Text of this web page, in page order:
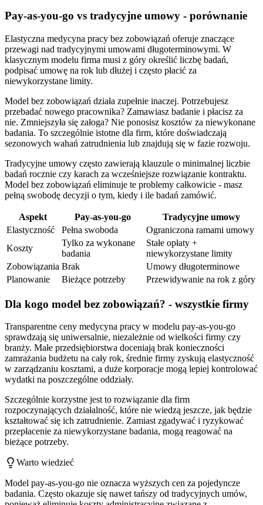
Pay-as-you-go vs tradycyjne umowy - porównanie
Elastyczna medycyna pracy bez zobowiązań oferuje znaczące
przewagi nad tradycyjnymi umowami długoterminowymi. W
klasycznym modelu firma musi z góry określić liczbę badań,
podpisać umowę na rok lub dłużej i często płacić za
niewykorzystane limity.
Model bez zobowiązań działa zupełnie inaczej. Potrzebujesz
przebadać nowego pracownika? Zamawiasz badanie i płacisz za
nie. Zmniejszyła się załoga? Nie ponosisz kosztów za niewykonane
badania. To szczególnie istotne dla firm, które doświadczają
sezonowych wahań zatrudnienia lub znajdują się w fazie rozwoju.
Tradycyjne umowy często zawierają klauzule o minimalnej liczbie
badań rocznie czy karach za wcześniejsze rozwiązanie kontraktu.
Model bez zobowiązań eliminuje te problemy całkowicie - masz
pełną swobodę decyzji o tym, kiedy i ile badań zamówić.
Aspekt Pay-as-you-go
Tradycyjne umowy
Elastyczność
Pełna swoboda
Ograniczona ramami umowy
Koszty
Tylko za wykonane
badania
Stałe opłaty +
niewykorzystane limity
Zobowiązania Brak
Umowy długoterminowe
Planowanie
Bieżące potrzeby Przewidywanie na rok z góry
Dla kogo model bez zobowiązań? - wszystkie firmy
Transparentne ceny medycyna pracy w modelu pay-as-you-go
sprawdzają się uniwersalnie, niezależnie od wielkości firmy czy
branży. Małe przedsiębiorstwa doceniają brak konieczności
zamrażania budżetu na cały rok, średnie firmy zyskują elastyczność
w zarządzaniu kosztami, a duże korporacje mogą lepiej kontrolować
wydatki na poszczególne oddziały.
Szczególnie korzystne jest to rozwiązanie dla firm
rozpoczynających działalność, które nie wiedzą jeszcze, jak będzie
kształtować się ich zatrudnienie. Zamiast zgadywać i ryzykować
przepłacenie za niewykorzystane badania, mogą reagować na
bieżące potrzeby.
Warto wiedzieć
Model pay-as-you-go nie oznacza wyższych cen za pojedyncze
badania. Często okazuje się nawet tańszy od tradycyjnych umów,